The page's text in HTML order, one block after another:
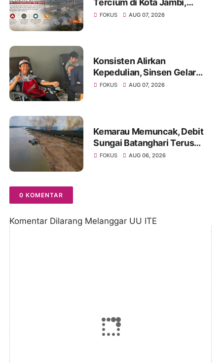
Warga Diminta Waspada
FOKUS AUG 07, 2026
Konsisten Alirkan
Kepedulian, Sinsen Gelar
Donor Darah ke-23 dalam
FOKUS AUG 07, 2026
Kemarau Memuncak, Debit
Sungai Batanghari Terus
Menyusut, Jambi Hadapi
FOKUS AUG 06, 2026
0 KOMENTAR
Komentar Dilarang Melanggar UU ITE